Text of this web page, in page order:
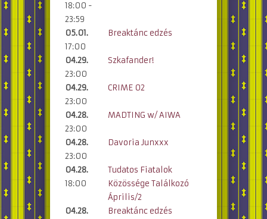
18:00 -
23:59
05.01.
17:00
Breaktánc edzés
04.29.
23:00
Szkafander!
04.29.
23:00
CRIME 02
04.28.
23:00
MADTING w/ AIWA
04.28.
23:00
Davoria Junxxx
04.28.
18:00
Tudatos Fiatalok
Közössége Találkozó
Április/2
04.28.
Breaktánc edzés